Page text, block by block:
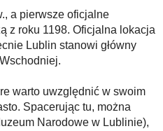
a pierwsze oficjalne
z roku 1198. Oficjalna lokacja
Lublin stanowi główny
warto uwzględnić w swoim
Spacerując tu, można
Narodowe w Lublinie),